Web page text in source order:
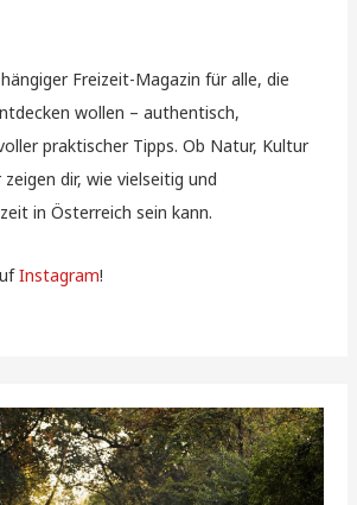
Freizeit-Magazin für alle, die
wollen – authentisch,
praktischer Tipps. Ob Natur, Kultur
dir, wie vielseitig und
in Österreich sein kann.
Instagram!